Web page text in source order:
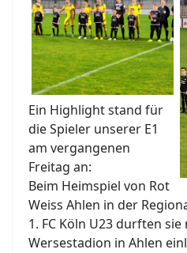
Ein Highlight stand für
die Spieler unserer E1
am vergangenen
Freitag an:
Beim Heimspiel von Rot
Weiss Ahlen in der
1. FC Köln U23 durften
Wersestadion in Ahlen